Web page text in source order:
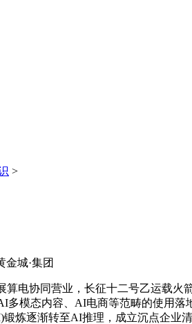
>
金城·集团
协同营业，长征十二号乙运载火
多模态内容、AI电商等范畴的使用落
炼逐渐转至AI推理，成立沉点企业